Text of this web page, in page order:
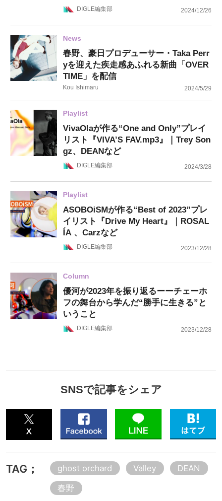
DIGLE編集部 2024/12/26
News
春野、豪日プロデューサー・Taka Perr
yを迎えた疾走感あふれる新曲「OVER
TIME」を配信
Kou Ishimaru 2024/5/29
Playlist
VivaOlaが作る“One and Only”プレイ
リスト『VIVA’S FAV.mp3』｜Trey Son
gz、DEANなど
DIGLE編集部 2024/3/28
Playlist
ASOBOiSMが作る“Best of 2023”プレ
イリスト『Drive My Heart』｜ROSAL
ÍA 、Carzなど
DIGLE編集部 2023/12/28
Column
優河が2023年を振り返るーーチェーホ
フの舞台から学んだ“勝手に生きる”と
いうこと
DIGLE編集部 2023/12/28
SNSで記事をシェア
TAG； ghost orchard Valley
DEAN
春野